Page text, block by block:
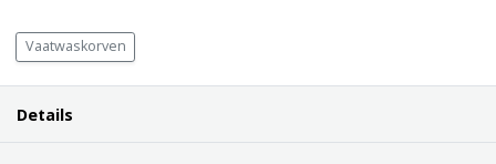
Vaatwaskorven
Details